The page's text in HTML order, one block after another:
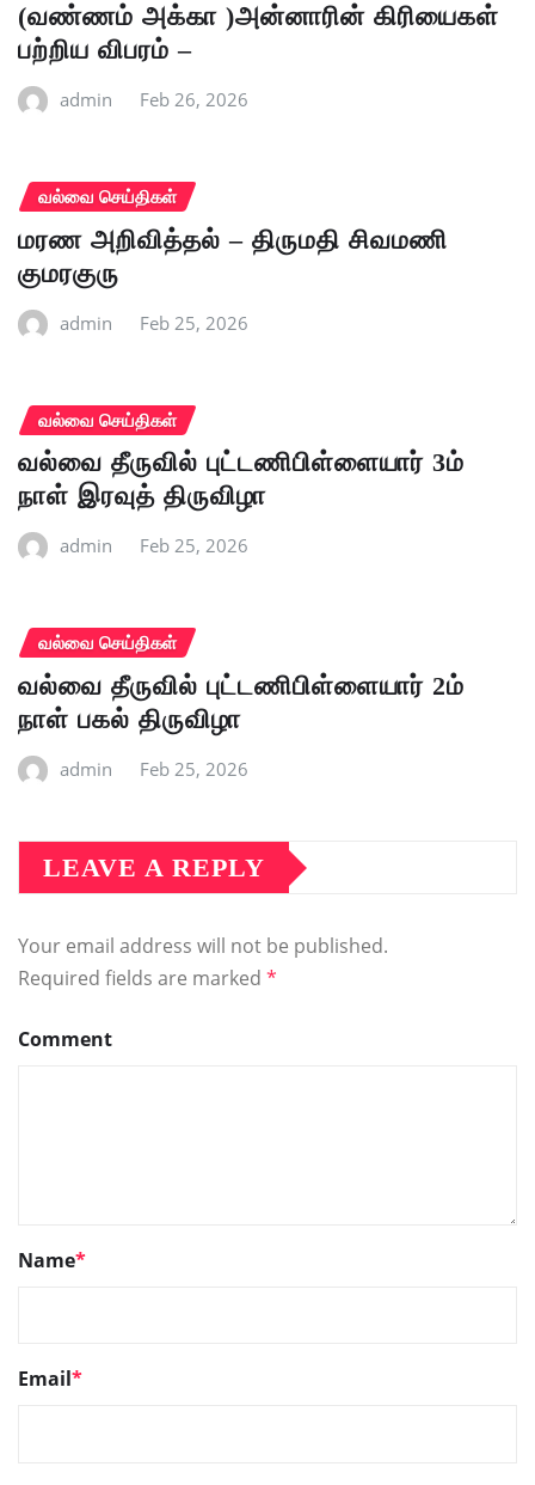
(வண்ணம் அக்கா )அன்னாரின் கிரியைகள்
பற்றிய விபரம் –
admin Feb 26, 2026
வல்வை செய்திகள்
மரண அறிவித்தல் – திருமதி சிவமணி
குமரகுரு
admin Feb 25, 2026
வல்வை செய்திகள்
வல்வை தீருவில் புட்டணிபிள்ளையார் 3ம்
நாள் இரவுத் திருவிழா
admin Feb 25, 2026
வல்வை செய்திகள்
வல்வை தீருவில் புட்டணிபிள்ளையார் 2ம்
நாள் பகல் திருவிழா
admin Feb 25, 2026
LEAVE A REPLY
Your email address will not be published.
Required fields are marked *
Comment
Name*
Email*